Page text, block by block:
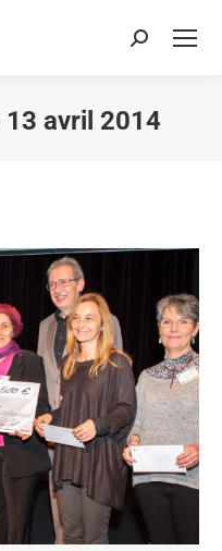
Recherche
13 avril 2014